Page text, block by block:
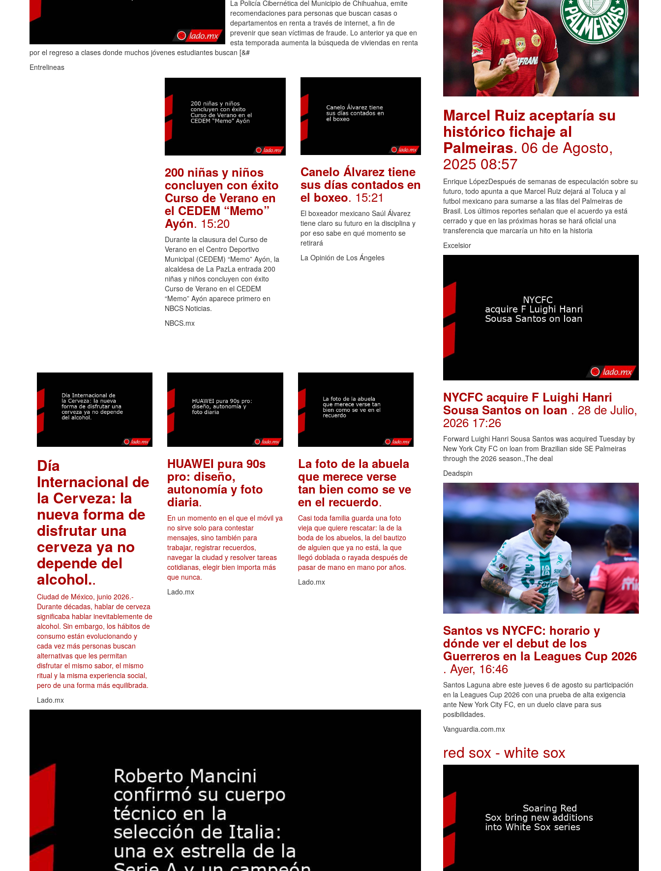
La Policía Cibernética del Municipio de Chihuahua, emite
recomendaciones para personas que buscan casas o
departamentos en renta a través de internet, a fin de
prevenir que sean víctimas de fraude. Lo anterior ya que en
esta temporada aumenta la búsqueda de viviendas en renta
por el regreso a clases donde muchos jóvenes estudiantes buscan [&#
Entrelineas
200 niñas y niños
concluyen con éxito
Curso de Verano en
el CEDEM “Memo”
Ayón. 15:20
Durante la clausura del Curso de
Verano en el Centro Deportivo
Municipal (CEDEM) “Memo” Ayón, la
alcaldesa de La PazLa entrada 200
niñas y niños concluyen con éxito
Curso de Verano en el CEDEM
“Memo” Ayón aparece primero en
NBCS Noticias.
NBCS.mx
Canelo Álvarez tiene
sus días contados en
el boxeo. 15:21
El boxeador mexicano Saúl Álvarez
tiene claro su futuro en la disciplina y
por eso sabe en qué momento se
retirará
La Opinión de Los Ángeles
Día
Internacional de
la Cerveza: la
nueva forma de
disfrutar una
cerveza ya no
depende del
alcohol..
Ciudad de México, junio 2026.-
Durante décadas, hablar de cerveza
significaba hablar inevitablemente de
alcohol. Sin embargo, los hábitos de
consumo están evolucionando y
cada vez más personas buscan
alternativas que les permitan
disfrutar el mismo sabor, el mismo
ritual y la misma experiencia social,
pero de una forma más equilibrada.
Lado.mx
HUAWEI pura 90s
pro: diseño,
autonomía y foto
diaria.
En un momento en el que el móvil ya
no sirve solo para contestar
mensajes, sino también para
trabajar, registrar recuerdos,
navegar la ciudad y resolver tareas
cotidianas, elegir bien importa más
que nunca.
Lado.mx
La foto de la abuela
que merece verse
tan bien como se ve
en el recuerdo.
Casi toda familia guarda una foto
vieja que quiere rescatar: la de la
boda de los abuelos, la del bautizo
de alguien que ya no está, la que
llegó doblada o rayada después de
pasar de mano en mano por años.
Lado.mx
Marcel Ruiz aceptaría su
histórico fichaje al
Palmeiras. 06 de Agosto,
2025 08:57
Enrique LópezDespués de semanas de especulación sobre su
futuro, todo apunta a que Marcel Ruiz dejará al Toluca y al
futbol mexicano para sumarse a las filas del Palmeiras de
Brasil. Los últimos reportes señalan que el acuerdo ya está
cerrado y que en las próximas horas se hará oficial una
transferencia que marcaría un hito en la historia
Excelsior
NYCFC acquire F Luighi Hanri
Sousa Santos on loan . 28 de Julio,
2026 17:26
Forward Luighi Hanri Sousa Santos was acquired Tuesday by
New York City FC on loan from Brazilian side SE Palmeiras
through the 2026 season.,The deal
Deadspin
Santos vs NYCFC: horario y
dónde ver el debut de los
Guerreros en la Leagues Cup 2026
. Ayer, 16:46
Santos Laguna abre este jueves 6 de agosto su participación
en la Leagues Cup 2026 con una prueba de alta exigencia
ante New York City FC, en un duelo clave para sus
posibilidades.
Vanguardia.com.mx
red sox - white sox